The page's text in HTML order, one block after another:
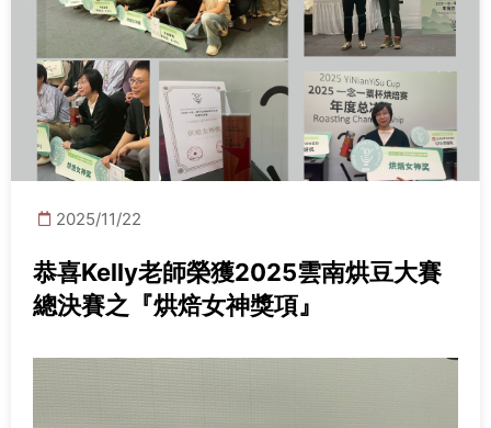
2025/11/22
恭喜Kelly老師榮獲2025雲南烘豆大賽
總決賽之『烘焙女神獎項』